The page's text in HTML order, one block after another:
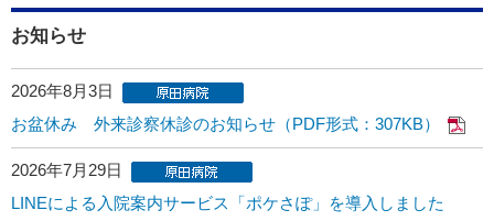
お知らせ
2026年8月3日
お盆休み 外来診察休診のお知らせ（PDF形式：307KB）
2026年7月29日
LINEによる入院案内サービス「ポケさぽ」を導入しました